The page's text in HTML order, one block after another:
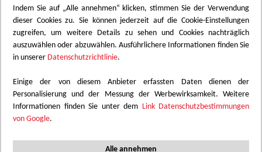
Indem Sie auf „Alle annehmen“ klicken, stimmen Sie der Verwendung
dieser Cookies zu. Sie können jederzeit auf die Cookie-Einstellungen
zugreifen, um weitere Details zu sehen und Cookies nachträglich
auszuwählen oder abzuwählen. Ausführlichere Informationen finden Sie
in unserer Datenschutzrichtlinie.
Einige der von diesem Anbieter erfassten Daten dienen der
Personalisierung und der Messung der Werbewirksamkeit. Weitere
Informationen finden Sie unter dem Link Datenschutzbestimmungen
von Google.
Alle annehmen
Wartung
Implementierung
RESSOURCEN